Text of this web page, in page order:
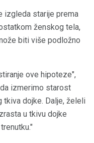
izgleda starije prema
ženskog tela,
biti više podložno
ove hipoteze",
izmerimo starost
tkiva dojke. Dalje, želeli
u tkivu dojke